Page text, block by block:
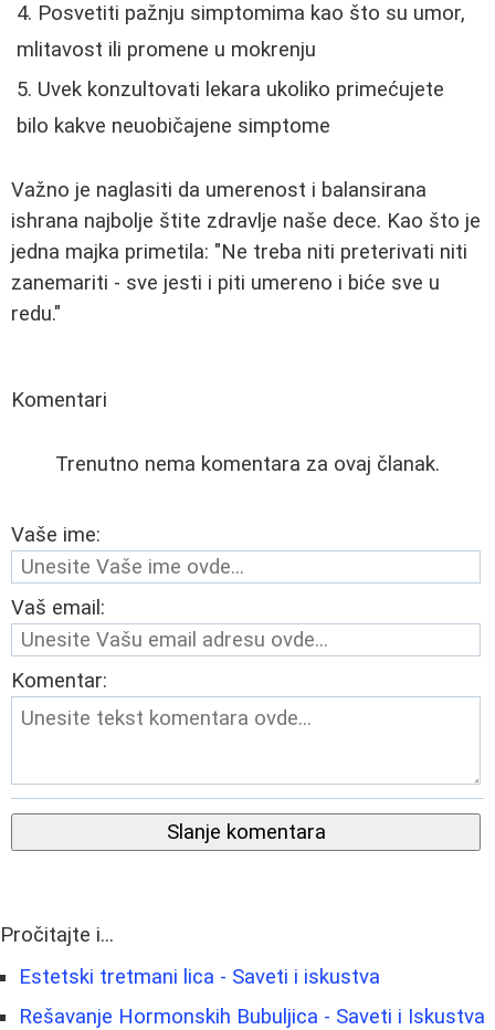
Posvetiti pažnju simptomima kao što su umor,
mlitavost ili promene u mokrenju
Uvek konzultovati lekara ukoliko primećujete
bilo kakve neuobičajene simptome
Važno je naglasiti da umerenost i balansirana
ishrana najbolje štite zdravlje naše dece. Kao što je
jedna majka primetila: "Ne treba niti preterivati niti
zanemariti - sve jesti i piti umereno i biće sve u
redu."
Komentari
Trenutno nema komentara za ovaj članak.
Vaše ime:
Vaš email:
Komentar:
Slanje komentara
Pročitajte i...
Estetski tretmani lica - Saveti i iskustva
Rešavanje Hormonskih Bubuljica - Saveti i Iskustva